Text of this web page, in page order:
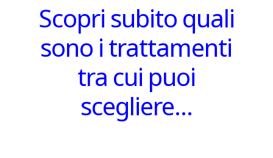
Scopri subito quali
sono i trattamenti
tra cui puoi
scegliere…